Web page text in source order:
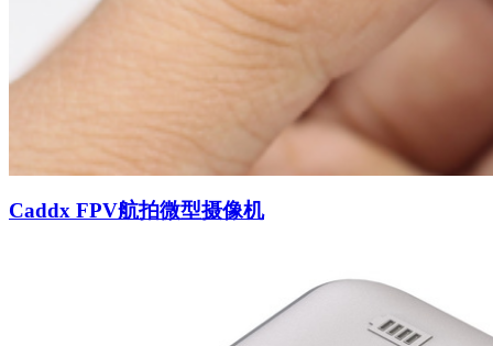
Caddx FPV航拍微型摄像机